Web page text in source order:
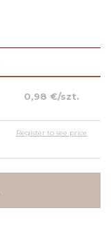
0,98 €/szt.
Register to see price